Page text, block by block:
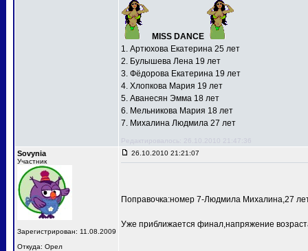
MISS DANCE
1. Артюхова Екатерина 25 лет
2. Булышева Лена 19 лет
3. Фёдорова Екатерина 19 лет
4. Хлопкова Мария 19 лет
5. Аванесян Эмма 18 лет
6. Мельникова Мария 18 лет
7. Михалина Людмила 27 лет
Редактировалось: 26.10.2010 21:47:36
Sovynia
Участник
Зарегистрирован: 11.08.2009
Откуда: Орел
26.10.2010 21:21:07
Поправочка:номер 7-Людмила Михалина,27
Уже приближается финал,напряжение